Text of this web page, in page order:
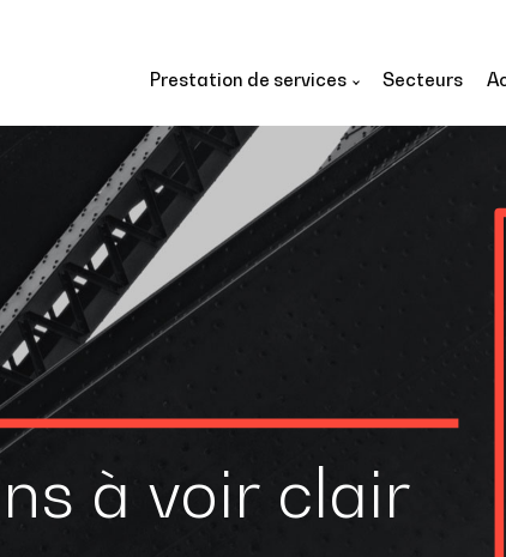
Prestation de services Secteurs
à voir clair